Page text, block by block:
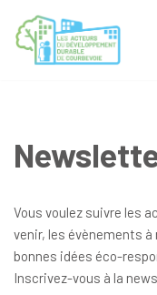
Aller
Vous voulez suivre les
venir, les évènements
bonnes idées éco-
Inscrivez-vous à la